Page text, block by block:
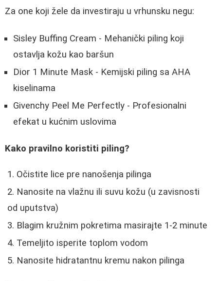
Za one koji žele da investiraju u vrhunsku negu:
Sisley Buffing Cream - Mehanički piling koji
ostavlja kožu kao baršun
Dior 1 Minute Mask - Kemijski piling sa AHA
kiselinama
Givenchy Peel Me Perfectly - Profesionalni
efekat u kućnim uslovima
Kako pravilno koristiti piling?
Očistite lice pre nanošenja pilinga
Nanosite na vlažnu ili suvu kožu (u zavisnosti
od uputstva)
Blagim kružnim pokretima masirajte 1-2 minute
Temeljito isperite toplom vodom
Nanosite hidratantnu kremu nakon pilinga